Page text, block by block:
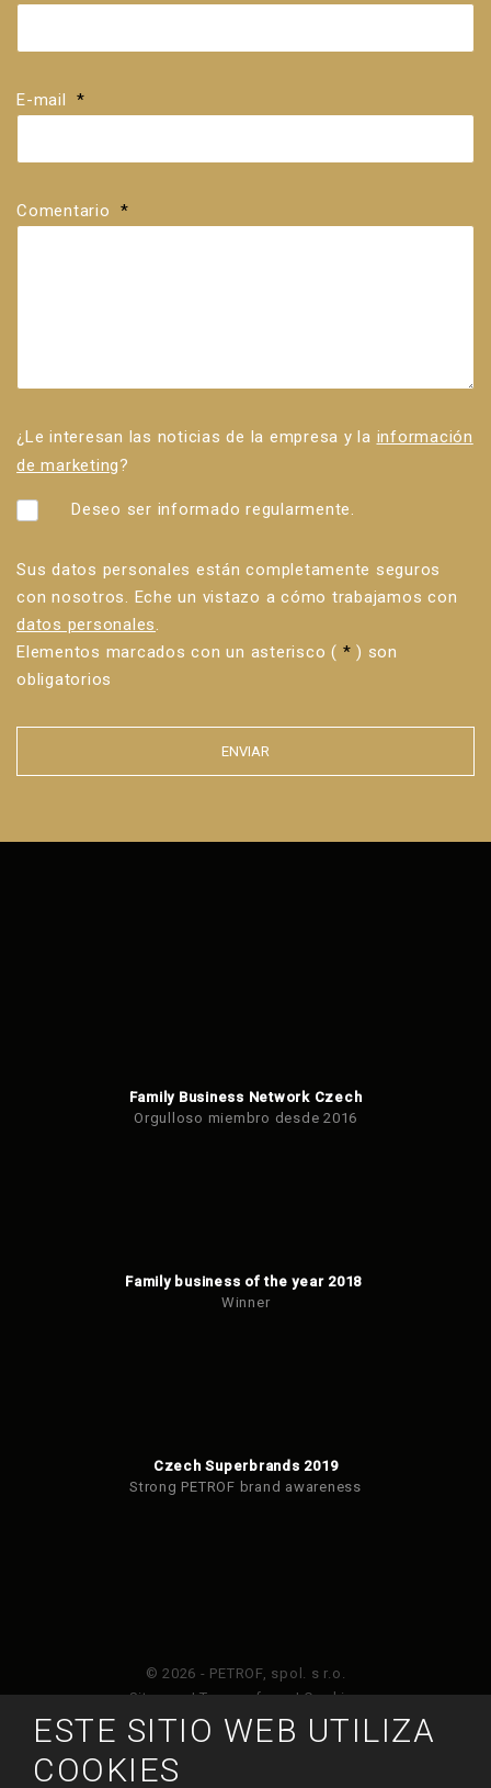
E-mail *
Comentario *
¿Le interesan las noticias de la empresa y la información
de marketing?
Deseo ser informado regularmente.
Sus datos personales están completamente seguros
con nosotros. Eche un vistazo a cómo trabajamos con
datos personales.
Elementos marcados con un asterisco ( * ) son
obligatorios
ENVIAR
formulario.
Family Business Network Czech
Orgulloso miembro desde 2016
Family business of the year 2018
Winner
Czech Superbrands 2019
Strong PETROF brand awareness
© 2026 - PETROF, spol. s r.o.
Sitemap|Terms of use|Cookies
y está sujeto a la política de privacidad de
ESTE SITIO WEB UTILIZA
COOKIES